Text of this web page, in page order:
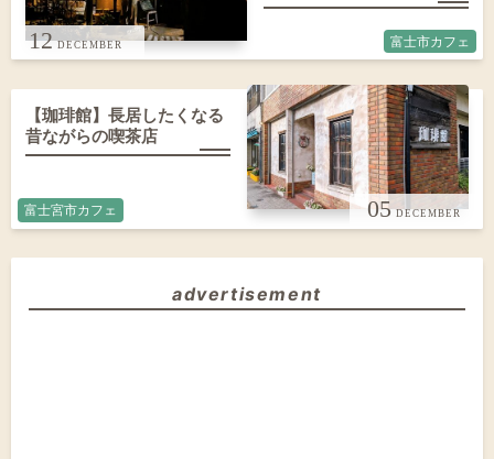
12 富士市カフェ
05
【珈琲館】長居したくなる
昔ながらの喫茶店
富士宮市カフェ
advertisement